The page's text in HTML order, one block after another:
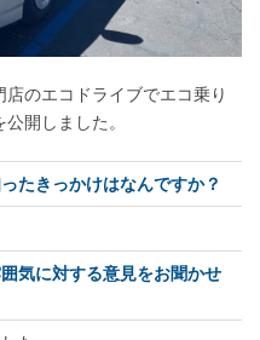
のエコドライブでエコ乗り
開しました。
たきっかけはなんですか？
気に対する意見をお聞かせ